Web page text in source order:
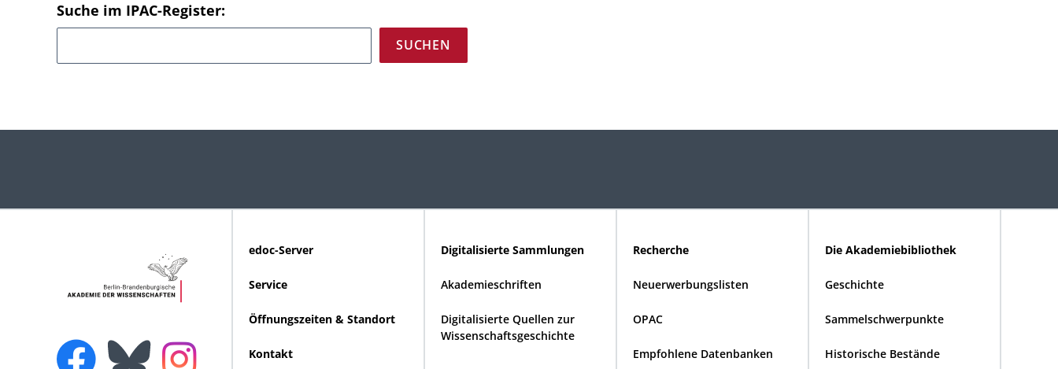
Suche im IPAC-Register:
edoc-Server
Service
Öffnungszeiten & Standort
Kontakt
Digitalisierte Sammlungen
Akademieschriften
Digitalisierte Quellen zur
Wissenschaftsgeschichte
Recherche
Neuerwerbungslisten
OPAC
Empfohlene Datenbanken
Die Akademiebibliothek
Geschichte
Sammelschwerpunkte
Historische Bestände